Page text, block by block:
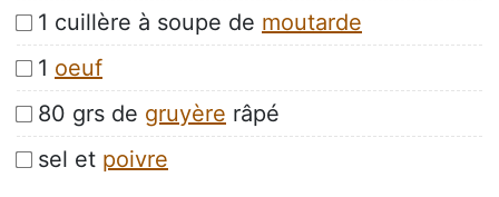
1 cuillère à soupe de moutarde
1 oeuf
80 grs de gruyère râpé
sel et poivre